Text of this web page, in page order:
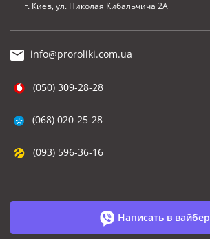
г. Киев, ул. Николая Кибальчича 2А
info@proroliki.com.ua
(050) 309-28-28
(068) 020-25-28
(093) 596-36-16
Написать в вайбер